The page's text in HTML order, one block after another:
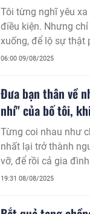
Tôi từng nghĩ yêu
điều kiện. Nhưng
xuống, để lộ sự thật
đợi đến tận sáng.
06:00 09/08/2025
Đưa bạn thân về
nhí" của bố tôi,
Từng coi nhau như
nhất lại trở thành
vỡ, để rồi cả gia
19:31 08/08/2025